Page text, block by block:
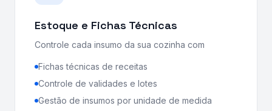
Estoque e Fichas Técnicas
Controle cada insumo da sua cozinha com
Fichas técnicas de receitas
Controle de validades e lotes
Gestão de insumos por unidade de medida